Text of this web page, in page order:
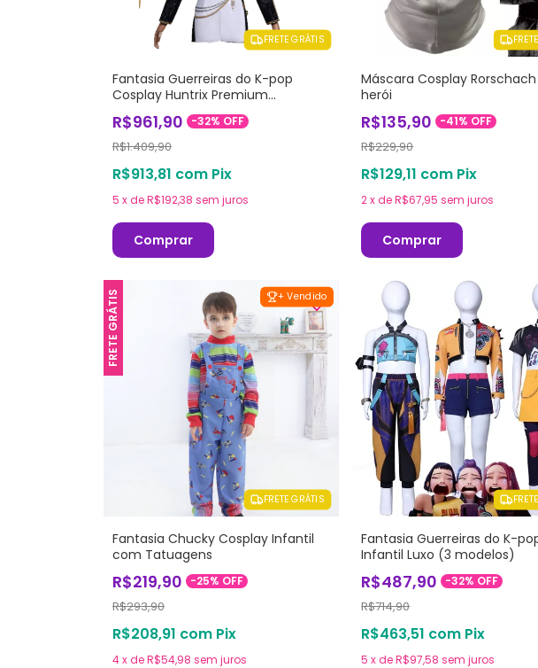
FRETE GRÁTIS
Fantasia Guerreiras do K-pop
Cosplay Huntrix Premium
Profissional
R$961,90 -32% OFF
R$1.409,90
R$913,81 com Pix
5 xdeR$192,38 sem juros
Comprar
Máscara Cosplay
herói
R$135,90 -41% OFF
R$229,90
R$129,11 com Pix
2xdeR$67,95 sem juros
Comprar
+ Vendido
FRETE GRÁTIS
FRETE GRÁTIS
Fantasia Chucky Cosplay Infantil
com Tatuagens
R$219,90 -25% OFF
R$293,90
R$208,91 com Pix
4xdeR$54,98 sem juros
Fantasia Guerreiras do K-
Infantil Luxo (3 modelos)
R$487,90 -32% OFF
R$714,90
R$463,51 com Pix
5 xdeR$97,58 sem juros